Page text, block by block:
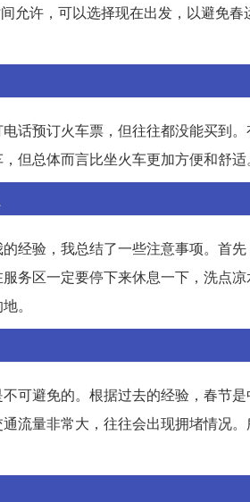
允许，可以选择现在出发，以避免春
话预订火车票，但往往都没能买到
但总体而言比坐火车更加方便和舒适。
经验，我总结了一些注意事项。首
务区一定要停下来休息一下，洗点
。
可避免的。根据过去的经验，春节是
流量非常大，往往会出现拥堵情况